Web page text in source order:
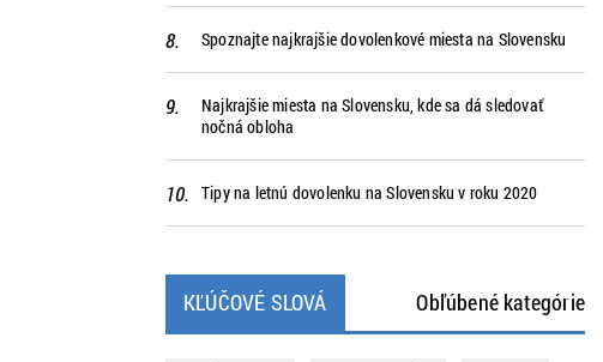
Spoznajte najkrajšie dovolenkové miesta na Slovensku
Najkrajšie miesta na Slovensku, kde sa dá sledovať
nočná obloha
Tipy na letnú dovolenku na Slovensku v roku 2020
KĽÚČOVÉ SLOVÁ Obľúbené kategórie